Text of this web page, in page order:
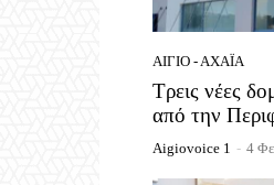
ΑΊΓΙΟ - ΑΧΑΪ́Α
Τρεις νέες
από την
Aigiovoice 1 - 4